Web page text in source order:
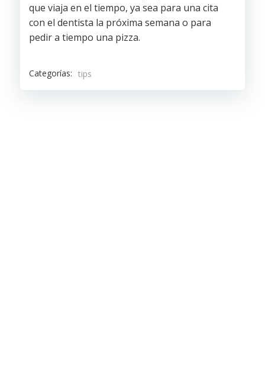
que viaja en el tiempo, ya sea para una cita
con el dentista la próxima semana o para
pedir a tiempo una pizza.
Categorías: tips